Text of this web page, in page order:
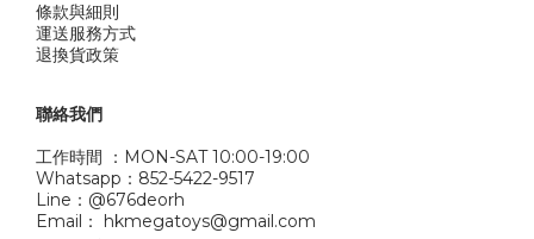
條款與細則
運送服務方式
退換貨政策
聯絡我們
工作時間 ：MON-SAT 10:00-19:00
Whatsapp：852-5422-9517
Line：@676deorh
Email： hkmegatoys@gmail.com